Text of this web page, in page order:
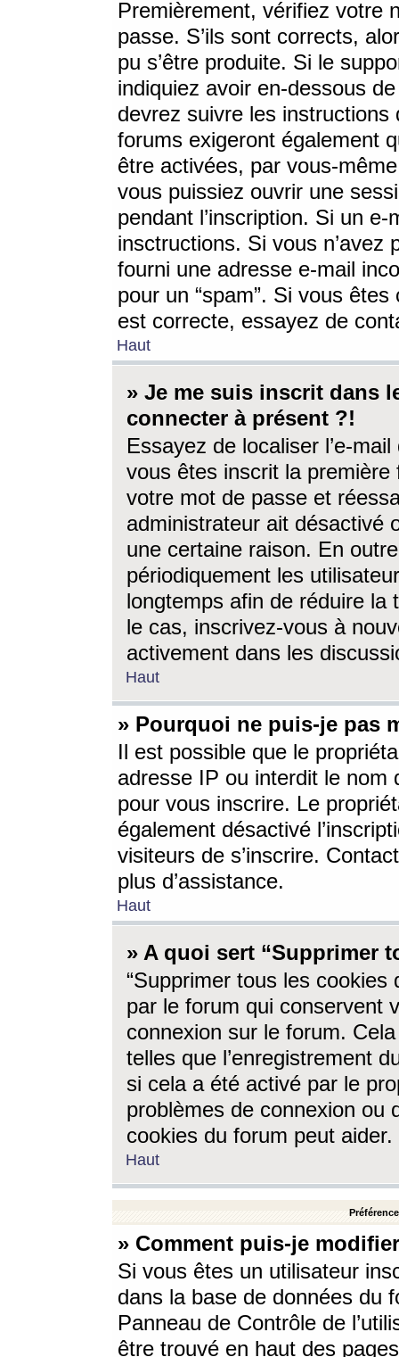
Premièrement, vérifiez votre
passe. S’ils sont corrects,
pu s’être produite. Si le
indiquiez avoir en-dessous
devrez suivre les
forums exigeront également
être activées, par vous-
vous puissiez ouvrir une
pendant l’inscription. Si un
insctructions. Si vous n’avez
fourni une adresse e-mail
pour un “spam”. Si vous
est correcte, essayez de
Haut
» Je me suis inscrit dans
connecter à présent ?!
Essayez de localiser l’e-
vous êtes inscrit la première
votre mot de passe et
administrateur ait désactivé
une certaine raison. En
périodiquement les
longtemps afin de réduire la
le cas, inscrivez-vous à
activement dans les
Haut
» Pourquoi ne puis-je pas
Il est possible que le
adresse IP ou interdit le nom
pour vous inscrire. Le
également désactivé
visiteurs de s’inscrire.
plus d’assistance.
Haut
» A quoi sert “Supprimer
“Supprimer tous les cookies
par le forum qui conservent
connexion sur le forum.
telles que l’enregistrement
si cela a été activé par le
problèmes de connexion ou
cookies du forum peut aider.
Haut
» Comment puis-je
Si vous êtes un utilisateur
dans la base de données du
Panneau de Contrôle de
être trouvé en haut des